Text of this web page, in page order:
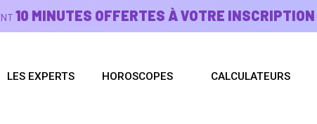
10 MINUTES OFFERTES À VOTRE INSCRIPTION
LES EXPERTS HOROSCOPES CALCULATEURS